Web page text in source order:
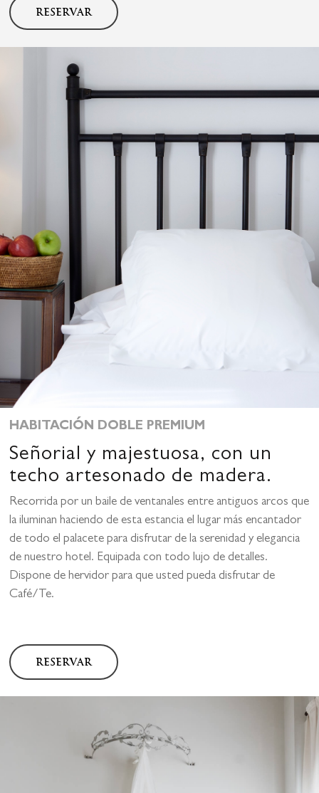
RESERVAR
HABITACIÓN DOBLE PREMIUM
Señorial y majestuosa, con un
techo artesonado de madera.
Recorrida por un baile de ventanales entre antiguos arcos que
la iluminan haciendo de esta estancia el lugar más encantador
de todo el palacete para disfrutar de la serenidad y elegancia
de nuestro hotel. Equipada con todo lujo de detalles.
Dispone de hervidor para que usted pueda disfrutar de
Café/Te.
RESERVAR
Habitaciones
FR
KO
Calle Navas, 1
18009 Granada, España
0034 958 215 760